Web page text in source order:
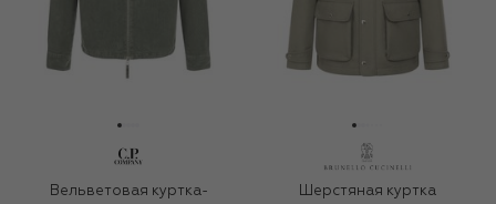
Вельветовая куртка-
Шерстяная куртка